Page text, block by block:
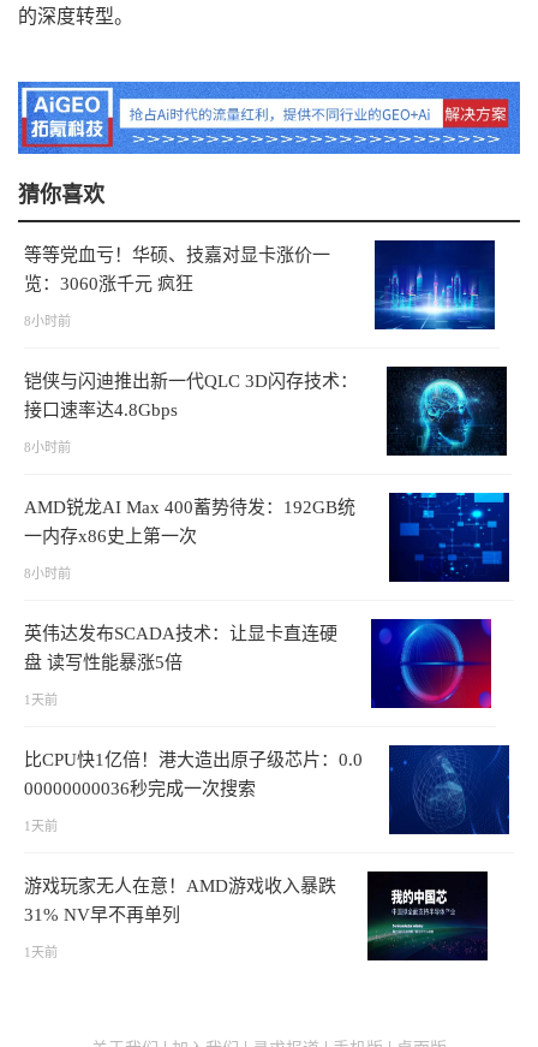
的深度转型。
猜你喜欢
等等党血亏！华硕、技嘉对显卡涨价一
览：3060涨千元 疯狂
8小时前
铠侠与闪迪推出新一代QLC 3D闪存技术：
接口速率达4.8Gbps
8小时前
AMD锐龙AI Max 400蓄势待发：192GB统
一内存x86史上第一次
8小时前
英伟达发布SCADA技术：让显卡直连硬
盘 读写性能暴涨5倍
1天前
比CPU快1亿倍！港大造出原子级芯片：0.0
00000000036秒完成一次搜索
1天前
游戏玩家无人在意！AMD游戏收入暴跌
31% NV早不再单列
1天前